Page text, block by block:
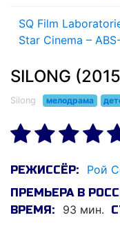
SQ Film
Star Cinema –
SILONG
Silong мелодрама
РЕЖИССЁР: Рой
ПРЕМЬЕРА В
ВРЕМЯ: 93 мин.